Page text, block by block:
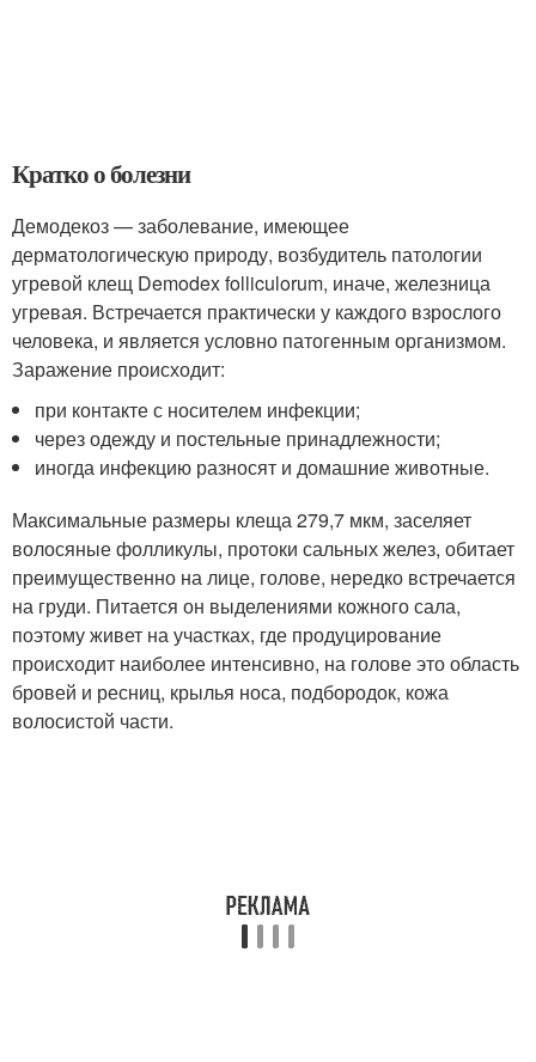
Кратко о болезни
Демодекоз — заболевание, имеющее
дерматологическую природу, возбудитель патологии
угревой клещ Demodex folliculorum, иначе, железница
угревая. Встречается практически у каждого взрослого
человека, и является условно патогенным организмом.
Заражение происходит:
при контакте с носителем инфекции;
через одежду и постельные принадлежности;
иногда инфекцию разносят и домашние животные.
Максимальные размеры клеща 279,7 мкм, заселяет
волосяные фолликулы, протоки сальных желез, обитает
преимущественно на лице, голове, нередко встречается
на груди. Питается он выделениями кожного сала,
поэтому живет на участках, где продуцирование
происходит наиболее интенсивно, на голове это область
бровей и ресниц, крылья носа, подбородок, кожа
волосистой части.